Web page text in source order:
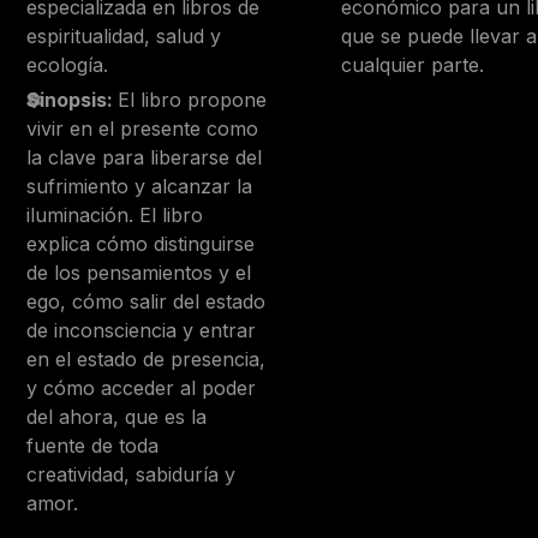
especializada en libros de
espiritualidad, salud y
ecología.
económico para un
que se puede llevar a
cualquier parte.
Sinopsis: El libro propone
vivir en el presente como
la clave para liberarse del
sufrimiento y alcanzar la
iluminación. El libro
explica cómo distinguirse
de los pensamientos y el
ego, cómo salir del estado
de inconsciencia y entrar
en el estado de presencia,
y cómo acceder al poder
del ahora, que es la
fuente de toda
creatividad, sabiduría y
amor.